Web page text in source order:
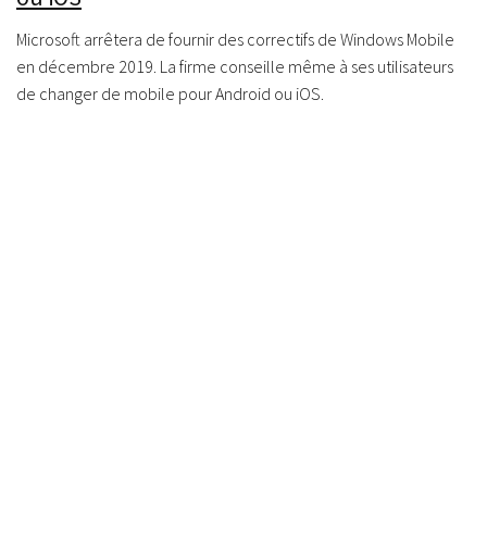
Microsoft arrêtera de fournir des correctifs de Windows Mobile
en décembre 2019. La firme conseille même à ses utilisateurs
de changer de mobile pour Android ou iOS.